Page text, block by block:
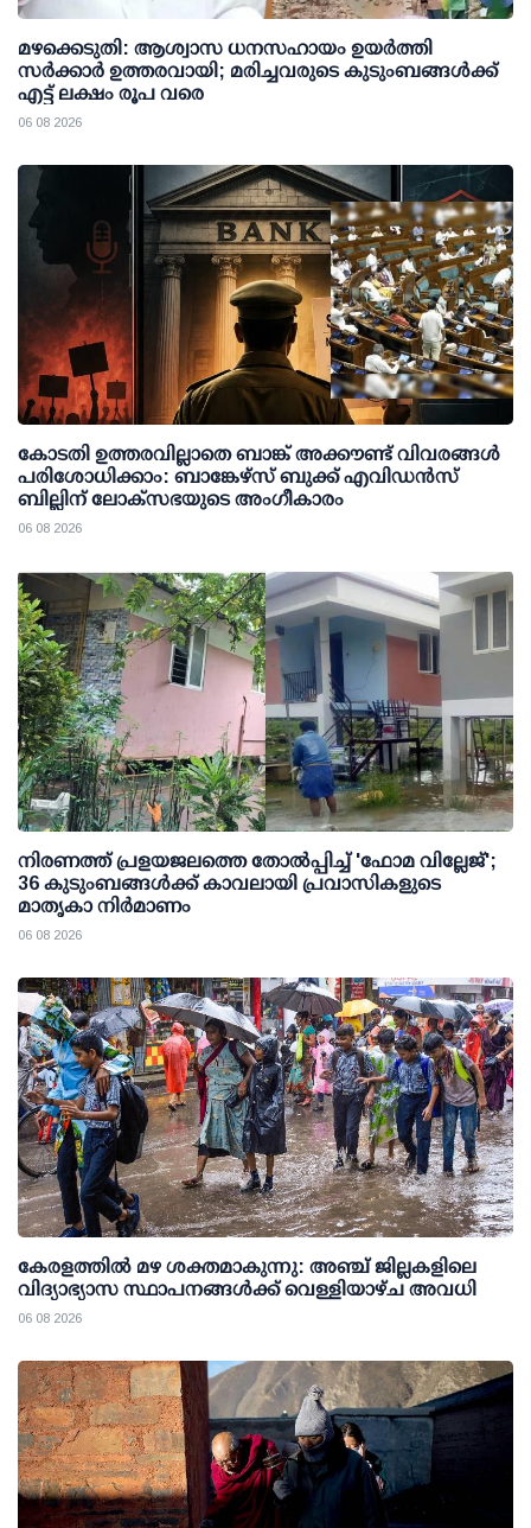
മഴക്കെടുതി: ആശ്വാസ ധനസഹായം ഉയര്‍ത്തി
സര്‍ക്കാര്‍ ഉത്തരവായി; മരിച്ചവരുടെ കുടുംബങ്ങള്‍ക്ക്
എട്ട് ലക്ഷം രൂപ വരെ
06 08 2026
കോടതി ഉത്തരവില്ലാതെ ബാങ്ക് അക്കൗണ്ട് വിവരങ്ങള്‍
പരിശോധിക്കാം: ബാങ്കേഴ്സ് ബുക്ക് എവിഡന്‍സ്
ബില്ലിന് ലോക്സഭയുടെ അംഗീകാരം
06 08 2026
നിരണത്ത് പ്രളയജലത്തെ തോല്‍പ്പിച്ച് 'ഫോമ വില്ലേജ്';
36 കുടുംബങ്ങള്‍ക്ക് കാവലായി പ്രവാസികളുടെ
മാതൃകാ നിര്‍മാണം
06 08 2026
കേരളത്തില്‍ മഴ ശക്തമാകുന്നു: അഞ്ച് ജില്ലകളിലെ
വിദ്യാഭ്യാസ സ്ഥാപനങ്ങള്‍ക്ക് വെള്ളിയാഴ്ച അവധി
06 08 2026